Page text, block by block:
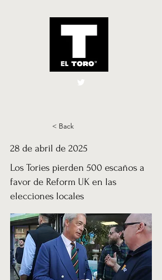
El Toro España
< Back
28 de abril de 2025
Los Tories pierden 500 escaños a
favor de Reform UK en las
elecciones locales